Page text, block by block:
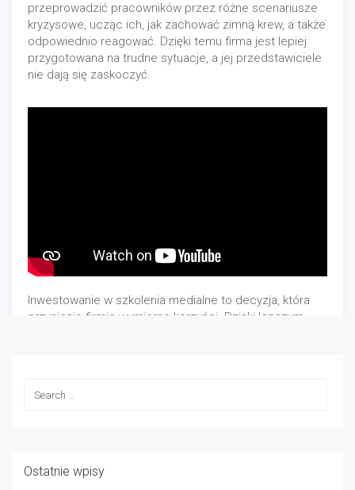
przeprowadzić pracowników przez różne scenariusze
kryzysowe, ucząc ich, jak zachować zimną krew, a także
odpowiednio reagować. Dzięki temu firma jest lepiej
przygotowana na trudne sytuacje, a jej przedstawiciele
nie dają się zaskoczyć.
Inwestowanie w szkolenia medialne to decyzja, która
przyniesie firmie wymierne korzyści. Dzięki lepszym
organizacje potrzebują pracowników, którzy są gotowi
Ostatnie wpisy